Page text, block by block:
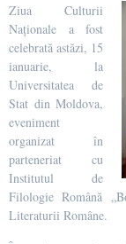
Ziua Culturii
Naționale a fost
celebrată astăzi, 15
ianuarie, la
Universitatea de
Stat din Moldova,
eveniment
organizat în
parteneriat cu
Institutul de
Filologie Română
Literaturii Române.